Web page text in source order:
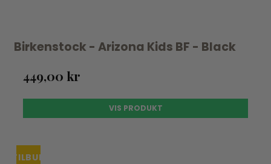
Birkenstock - Arizona Kids BF - Black
449,00 kr
VIS PRODUKT
TILBUD